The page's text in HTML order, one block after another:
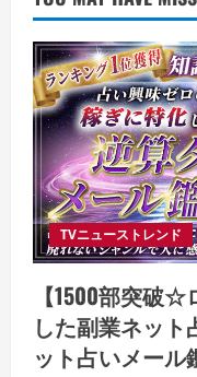
TVニューストレンド
【1500部突破
した副業ネット
ット占いメール